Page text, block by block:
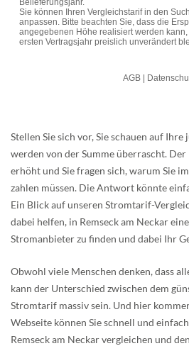
Stellen Sie sich vor, Sie schauen auf Ihre
werden von der Summe überrascht.
erhöht und Sie fragen sich, warum Sie
zahlen müssen. Die Antwort könnte
Ein Blick auf unseren Stromtarif-
dabei helfen, in Remseck am Neckar
Stromanbieter zu finden und dabei Ihr
Obwohl viele Menschen denken, dass
kann der Unterschied zwischen dem
Stromtarif massiv sein. Und hier
Webseite können Sie schnell und
Remseck am Neckar vergleichen und